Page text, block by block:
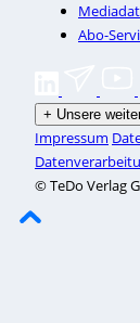
Abo-
+ Unsere
Impressum
© TeDo Verlag